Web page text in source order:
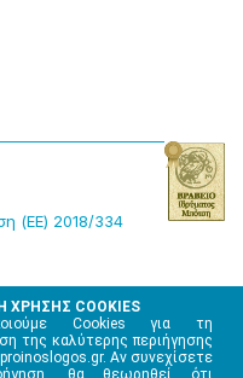
ΧΡΗΣΗΣ COOKIES
Cookies για τη
της καλύτερης περιήγησης
Αν συνεχίσετε
θα θεωρηθεί ότι
(ΕΕ) 2018/334
Μ.Η.Τ. 220242